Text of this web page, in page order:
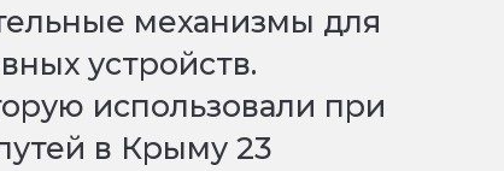
механизмы для
устройств.
использовали при
в Крыму 23